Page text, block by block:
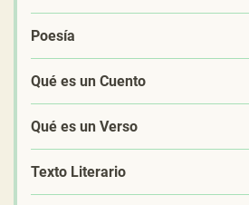
Poesía
Qué es un Cuento
Qué es un Verso
Texto Literario